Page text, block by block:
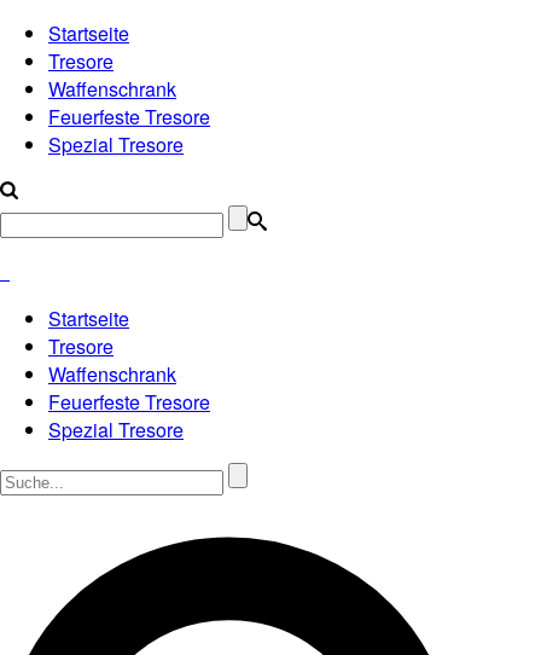
Startseite
Tresore
Waffenschrank
Feuerfeste Tresore
Spezial Tresore
Startseite
Tresore
Waffenschrank
Feuerfeste Tresore
Spezial Tresore